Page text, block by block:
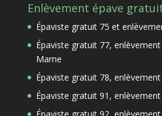
Enlèvement épave
Épaviste gratuit 75 et
Épaviste gratuit 77,
Marne
Épaviste gratuit 78,
Épaviste gratuit 91, enlèvement